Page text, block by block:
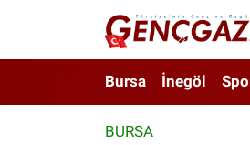
Bursa İnegöl
BURSA
Nöbetçi Eczaneler